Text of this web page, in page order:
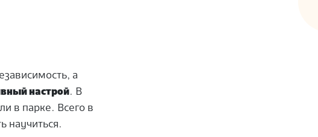
а
настрой. В
в парке. Всего в
научиться.